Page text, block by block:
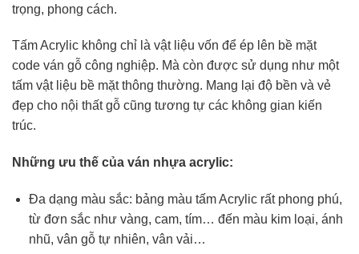
trọng, phong cách.
Tấm Acrylic không chỉ là vật liệu vốn để ép lên bề mặt
code ván gỗ công nghiệp. Mà còn được sử dụng như một
tấm vật liệu bề mặt thông thường. Mang lại độ bền và vẻ
đẹp cho nội thất gỗ cũng tương tự các không gian kiến
trúc.
Những ưu thế của ván nhựa acrylic:
Đa dạng màu sắc: bảng màu tấm Acrylic rất phong phú,
từ đơn sắc như vàng, cam, tím… đến màu kim loại, ánh
nhũ, vân gỗ tự nhiên, vân vải…